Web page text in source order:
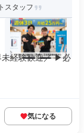
スタッフ
未経験歓迎／ ▶必
気になる